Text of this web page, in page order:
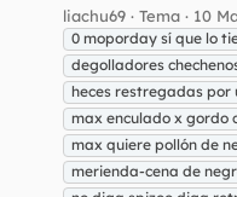
liachu69 Tema 10
0 moporday sí que lo
degolladores
heces restregadas
max enculado x gordo
max quiere pollón de
merienda-cena de